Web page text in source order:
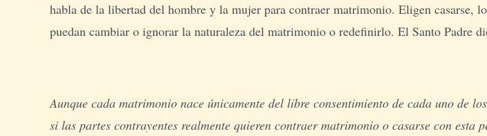
habla de la libertad del hombre y la mujer para contraer matrimonio. Eligen casarse,
puedan cambiar o ignorar la naturaleza del matrimonio o redefinirlo. El Santo Padre
Aunque cada matrimonio nace únicamente del libre consentimiento de cada uno de
si las partes contrayentes realmente quieren contraer matrimonio o casarse con